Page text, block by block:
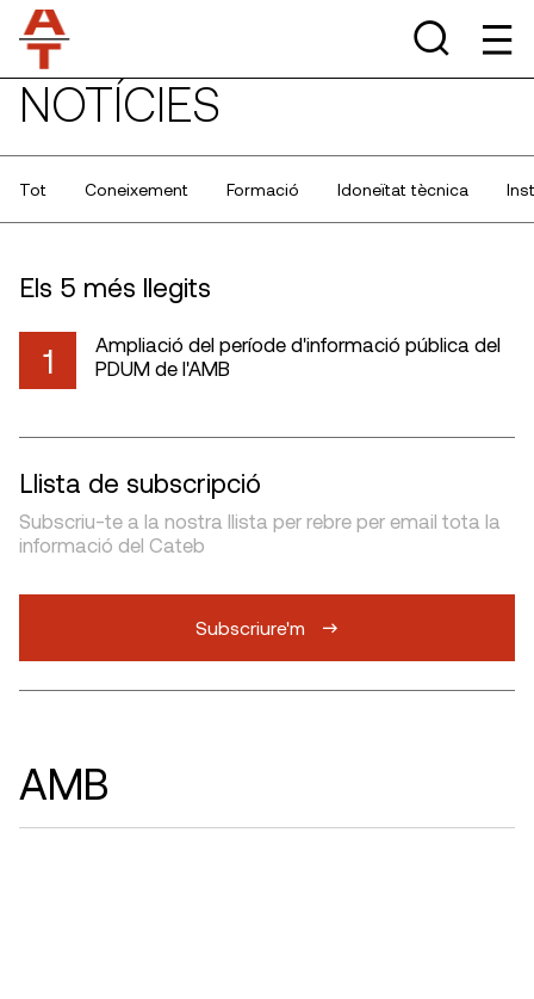
NOTÍCIES
Tot Coneixement Formació Idoneïtat tècnica
Els 5 més llegits
1
Ampliació del període d'informació pública del
PDUM de l'AMB
Llista de subscripció
Subscriu-te a la nostra llista per rebre per email tota la
informació del Cateb
Subscriure'm
AMB